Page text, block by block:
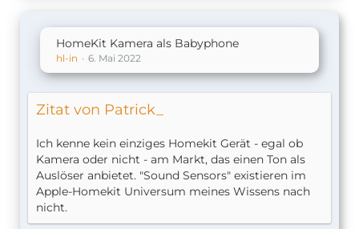
HomeKit Kamera als Babyphone
hl-in 6. Mai 2022
Zitat von Patrick_
Ich kenne kein einziges Homekit Gerät - egal ob
Kamera oder nicht - am Markt, das einen Ton als
Auslöser anbietet. "Sound Sensors" existieren im
Apple-Homekit Universum meines Wissens nach
nicht.